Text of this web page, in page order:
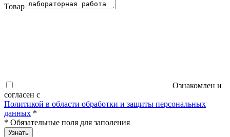
Товар
Ознакомлен и
согласен с
Политикой в области обработки и защиты персональных
данных *
* Обязательные поля для заполения
Узнать